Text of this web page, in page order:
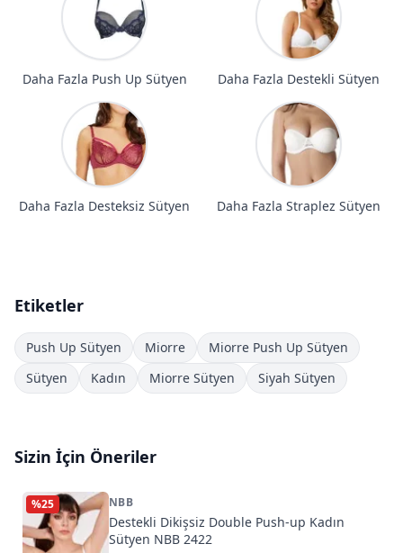
Daha Fazla Push Up Sütyen Daha Fazla Destekli Sütyen
Daha Fazla Desteksiz Sütyen Daha Fazla Straplez Sütyen
Etiketler
Push Up Sütyen Miorre
Miorre Push Up Sütyen
Sütyen
Kadın Miorre Sütyen Siyah Sütyen
Sizin İçin Öneriler
%25 NBB
Destekli Dikişsiz Double Push-up Kadın
Sütyen NBB 2422